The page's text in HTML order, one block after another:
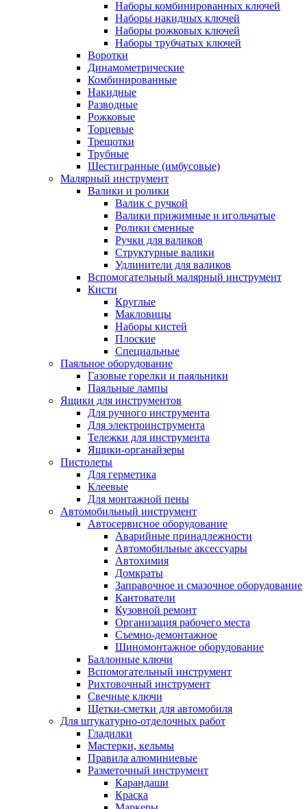
Наборы комбинированных ключей
Наборы накидных ключей
Наборы рожковых ключей
Наборы трубчатых ключей
Воротки
Динамометрические
Комбинированные
Накидные
Разводные
Рожковые
Торцевые
Трещотки
Трубные
Шестигранные (имбусовые)
Малярный инструмент
Валики и ролики
Валик с ручкой
Валики прижимные и игольчатые
Ролики сменные
Ручки для валиков
Структурные валики
Удлинители для валиков
Вспомогательный малярный инструмент
Кисти
Круглые
Макловицы
Наборы кистей
Плоские
Специальные
Паяльное оборудование
Газовые горелки и паяльники
Паяльные лампы
Ящики для инструментов
Для ручного инструмента
Для электроинструмента
Тележки для инструмента
Ящики-органайзеры
Пистолеты
Для герметика
Клеевые
Для монтажной пены
Автомобильный инструмент
Автосервисное оборудование
Аварийные принадлежности
Автомобильные аксессуары
Автохимия
Домкраты
Заправочное и смазочное оборудование
Кантователи
Кузовной ремонт
Организация рабочего места
Съемно-демонтажное
Шиномонтажное оборудование
Баллонные ключи
Вспомогательный инструмент
Рихтовочный инструмент
Свечные ключи
Щетки-сметки для автомобиля
Для штукатурно-отделочных работ
Гладилки
Мастерки, кельмы
Правила алюминиевые
Разметочный инструмент
Карандаши
Краска